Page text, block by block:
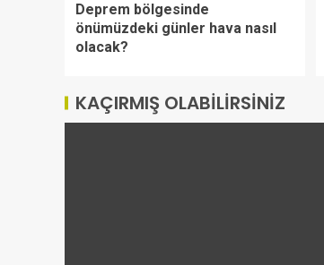
Deprem bölgesinde
önümüzdeki günler hava nasıl
olacak?
KAÇIRMIŞ OLABILIRSINIZ